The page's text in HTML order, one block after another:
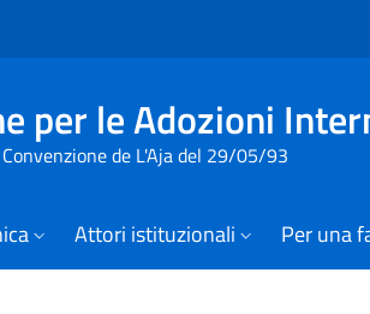
per le Adozioni
de L'Aja del 29/05/93
Attori istituzionali Per una